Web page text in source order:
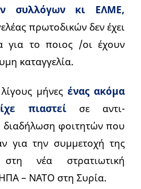
συλλόγων κι ΕΛΜΕ,
πρωτοδικών δεν έχει
για το ποιος /οι έχουν
καταγγελία.
μήνεςένας ακόμα
πιαστείσε αντι-
διαδήλωση φοιτητών που
για την συμμετοχή της
νέα στρατιωτική
– ΝΑΤΟ στη Συρία.